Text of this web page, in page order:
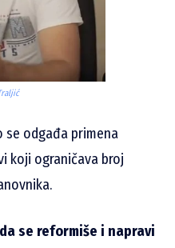
se odgađa primena
koji ograničava broj
se reformiše i napravi